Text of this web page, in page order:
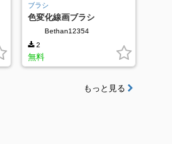
ブラシ
色変化線画ブラシ
Bethan12354
2
無料
もっと見る